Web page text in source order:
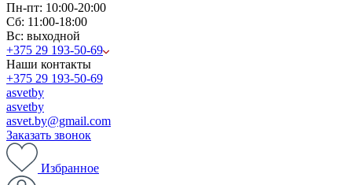
Пн-пт: 10:00-20:00
Сб: 11:00-18:00
Вс: выходной
+375 29 193-50-69
Наши контакты
+375 29 193-50-69
asvetby
asvetby
asvet.by@gmail.com
Заказать звонок
Избранное